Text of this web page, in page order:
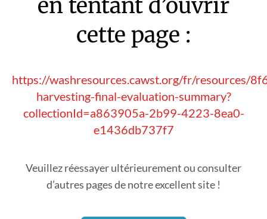
en tentant d’ouvrir
cette page :
https://washresources.cawst.org/fr/resources/
harvesting-final-evaluation-summary?
collectionId=a863905a-2b99-4223-8ea0-
e1436db737f7
Veuillez réessayer ultérieurement ou consulter
d’autres pages de notre excellent site !